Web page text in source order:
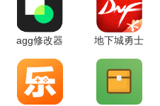
供了保障。
BAVoice Online始终保持活力
对于蔚蓝档案的粉丝来说，
工具。
agg修改器
3.5.5_release
安卓官方版
地下城勇士
手游助手
4.12.0 最新